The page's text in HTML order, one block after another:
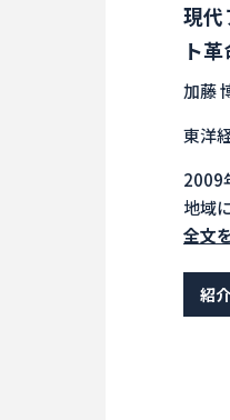
現代
ト
加藤
東洋
2009
地域
大小
ジ
度の
全文
紹